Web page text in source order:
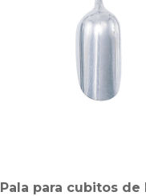
Pala para cubitos de